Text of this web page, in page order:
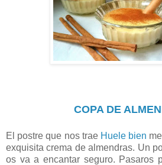
COPA DE
El postre que nos trae Huele bien
exquisita crema de almendras. Un
os va a encantar seguro. Pasaros